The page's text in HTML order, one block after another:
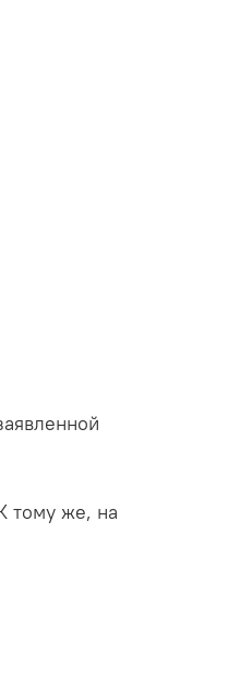
тому же, на